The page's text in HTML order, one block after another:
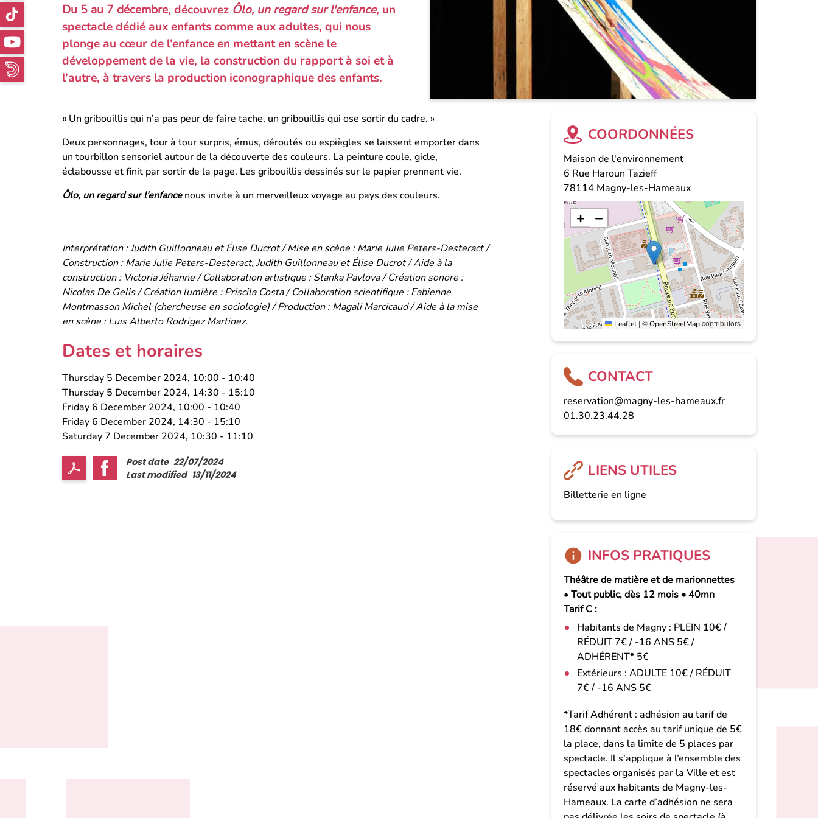
Du 5 au 7 décembre, découvrez Ôlo, un regard sur l'enfance, un
spectacle dédié aux enfants comme aux adultes, qui nous
plonge au cœur de l’enfance en mettant en scène le
développement de la vie, la construction du rapport à soi et à
l’autre, à travers la production iconographique des enfants.
« Un gribouillis qui n’a pas peur de faire tache, un gribouillis qui ose sortir du cadre. »
Deux personnages, tour à tour surpris, émus, déroutés ou espiègles se laissent emporter dans
un tourbillon sensoriel autour de la découverte des couleurs. La peinture coule, gicle,
éclabousse et finit par sortir de la page. Les gribouillis dessinés sur le papier prennent vie.
Ôlo, un regard sur l’enfancenous invite à un merveilleux voyage au pays des couleurs.
Interprétation : Judith Guillonneau et Élise Ducrot / Mise en scène : Marie Julie Peters-Desteract /
Construction : Marie Julie Peters-Desteract, Judith Guillonneau et Élise Ducrot / Aide à la
construction : Victoria Jéhanne / Collaboration artistique : Stanka Pavlova / Création sonore :
Nicolas De Gelis / Création lumière : Priscila Costa / Collaboration scientifique : Fabienne
Montmasson Michel (chercheuse en sociologie) / Production : Magali Marcicaud / Aide à la mise
en scène : Luis Alberto Rodrigez Martinez.
Dates et horaires
Thursday 5 December 2024, 10:00 - 10:40
Thursday 5 December 2024, 14:30 - 15:10
Friday 6 December 2024, 10:00 - 10:40
Friday 6 December 2024, 14:30 - 15:10
Saturday 7 December 2024, 10:30 - 11:10
Post date 22/07/2024
Last modified 13/11/2024
COORDONNÉES
Maison de l'environnement
6 Rue Haroun Tazieff
78114 Magny-les-Hameaux
+ −
Leaflet | ©OpenStreetMapcontributors
CONTACT
reservation@magny-les-hameaux.fr
01.30.23.44.28
LIENS UTILES
Billetterie en ligne
INFOS PRATIQUES
Théâtre de matière et de marionnettes
• Tout public, dès 12 mois • 40mn
Tarif C :
Habitants de Magny : PLEIN 10€ /
RÉDUIT 7€ / -16 ANS 5€ /
ADHÉRENT* 5€
Extérieurs : ADULTE 10€ / RÉDUIT
7€ / -16 ANS 5€
*Tarif Adhérent : adhésion au tarif de
18€ donnant accès au tarif unique de 5€
la place, dans la limite de 5 places par
spectacle. Il s’applique à l’ensemble des
spectacles organisés par la Ville et est
réservé aux habitants de Magny-les-
Hameaux. La carte d’adhésion ne sera